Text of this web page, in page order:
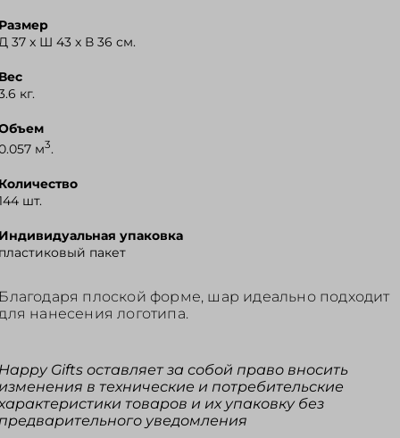
37 x Ш 43 x В 36 см.
кг.
м3.
шт.
упаковка
пакет
плоской форме, шар идеально подходит
нанесения логотипа.
Gifts оставляет за собой право вносить
в технические и потребительские
товаров и их упаковку без
уведомления